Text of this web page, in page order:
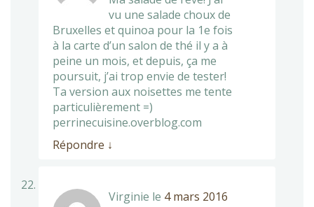
vu une salade choux de
Bruxelles et quinoa pour la 1e fois
à la carte d’un salon de thé il y a à
peine un mois, et depuis, ça me
poursuit, j’ai trop envie de tester!
Ta version aux noisettes me tente
particulièrement =)
perrinecuisine.overblog.com
Répondre ↓
Virginie le 4 mars 2016